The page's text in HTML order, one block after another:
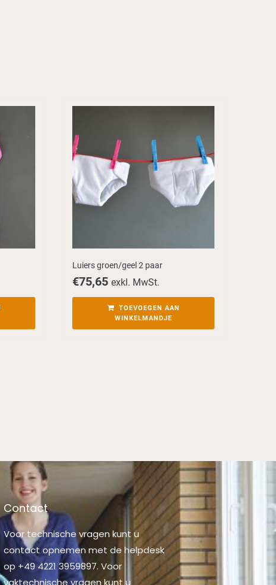
Luiers groen/geel 2 paar
€75,65 exkl. MwSt.
TOEVOEGEN AAN
WINKELMANDJE
Contact
Voor technische vragen kunt u
contact opnemen met de helpdesk
op +49 4221 3959897. Voor
vaktechnische vragen kunt u